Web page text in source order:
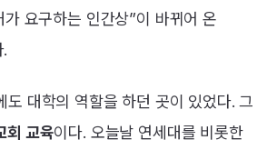
요구하는 인간상”이 바뀌어 온
도 대학의 역할을 하던 곳이 있었다. 그
회 교육이다. 오늘날 연세대를 비롯한